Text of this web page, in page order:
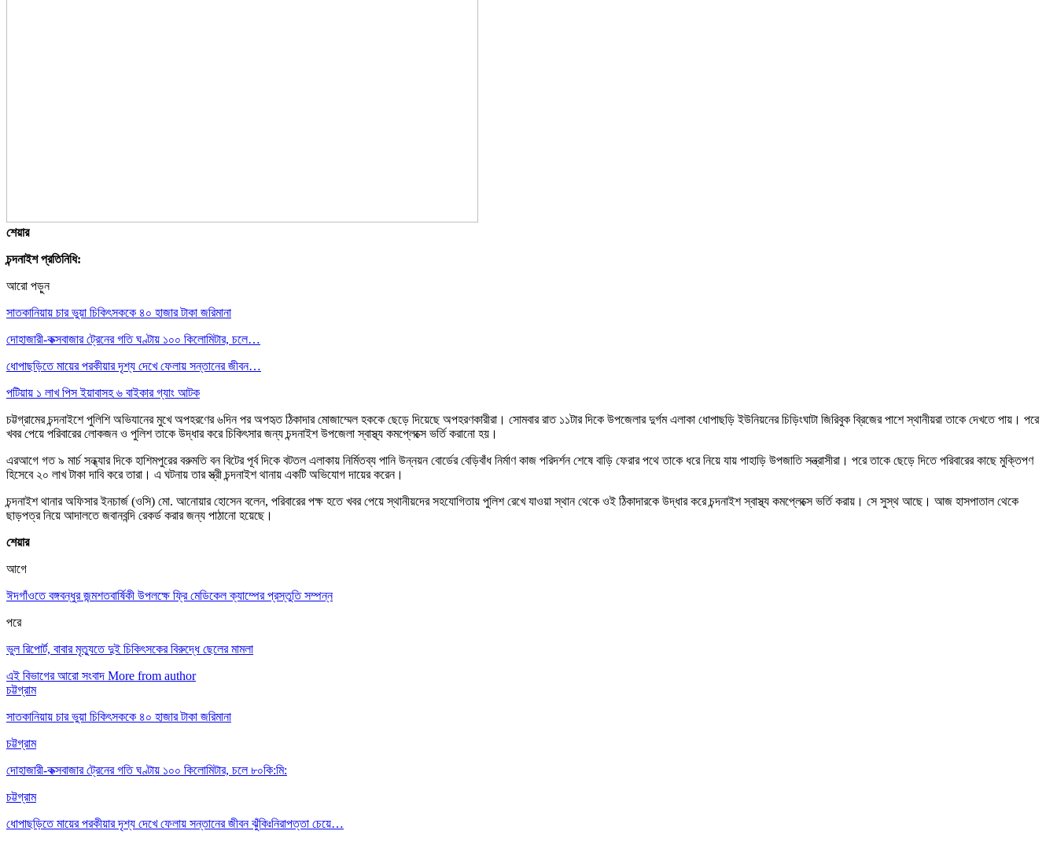
শেয়ার
চন্দনাইশ প্রতিনিধি:
আরো পড়ুন
সাতকানিয়ায় চার ভুয়া চিকিৎসককে ৪০ হাজার টাকা জরিমানা
দোহাজারী-কক্সবাজার ট্রেনের গতি ঘণ্টায় ১০০ কিলোমিটার, চলে…
ধোপাছড়িতে মায়ের পরকীয়ার দৃশ্য দেখে ফেলায় সন্তানের জীবন…
পটিয়ায় ১ লাখ পিস ইয়াবাসহ ৬ বাইকার গ্যাং আটক
চট্টগ্রামের চন্দনাইশে পুলিশি অভিযানের মুখে অপহরণের ৬দিন পর অপহৃত ঠিকাদার মোজাম্মেল হককে ছেড়ে দিয়েছে অপহরণকারীরা। সোমবার রাত ১১টার দিকে উপজেলার দুর্গম এলাকা ধোপাছড়ি ইউনিয়নের চিড়িংঘাটা জিরিবুক ব্রিজের পাশে স্থানীয়রা তাকে দেখতে পায়। পরে
খবর পেয়ে পরিবারের লোকজন ও পুলিশ তাকে উদ্ধার করে চিকিৎসার জন্য চন্দনাইশ উপজেলা স্বাস্থ্য কমপ্লেক্সে ভর্তি করানো হয়।
এরআগে গত ৯ মার্চ সন্ধ্যার দিকে হাশিমপুরের বরুমতি বন বিটের পূর্ব দিকে বটতল এলাকায় নির্মিতব্য পানি উন্নয়ন বোর্ডের বেড়িবাঁধ নির্মাণ কাজ পরিদর্শন শেষে বাড়ি ফেরার পথে তাকে ধরে নিয়ে যায় পাহাড়ি উপজাতি সন্ত্রাসীরা। পরে তাকে ছেড়ে দিতে পরিবারের কাছে মুক্তিপণ
হিসেবে ২০ লাখ টাকা দাবি করে তারা। এ ঘটনায় তার স্ত্রী চন্দনাইশ থানায় একটি অভিযোগ দায়ের করেন।
চন্দনাইশ থানার অফিসার ইনচার্জ (ওসি) মো. আনোয়ার হোসেন বলেন, পরিবারের পক্ষ হতে খবর পেয়ে স্থানীয়দের সহযোগিতায় পুলিশ রেখে যাওয়া স্থান থেকে ওই ঠিকাদারকে উদ্ধার করে চন্দনাইশ স্বাস্থ্য কমপ্লেক্সে ভর্তি করায়। সে সুস্থ আছে। আজ হাসপাতাল থেকে
ছাড়পত্র নিয়ে আদালতে জবানবন্দি রেকর্ড করার জন্য পাঠানো হয়েছে।
শেয়ার
আগে
ঈদগাঁওতে বঙ্গবন্ধুর জন্মশতবার্ষিকী উপলক্ষে ফ্রি মেডিকেল ক্যাম্পের প্রস্তুতি সম্পন্ন
পরে
ভুল রিপোর্ট, বাবার মৃত্যুতে দুই চিকিৎসকের বিরুদ্ধে ছেলের মামলা
এই বিভাগের আরো সংবাদ More from author
চট্টগ্রাম
সাতকানিয়ায় চার ভুয়া চিকিৎসককে ৪০ হাজার টাকা জরিমানা
চট্টগ্রাম
দোহাজারী-কক্সবাজার ট্রেনের গতি ঘণ্টায় ১০০ কিলোমিটার, চলে ৮০কি:মি:
চট্টগ্রাম
ধোপাছড়িতে মায়ের পরকীয়ার দৃশ্য দেখে ফেলায় সন্তানের জীবন ঝুঁকিঃনিরাপত্তা চেয়ে…